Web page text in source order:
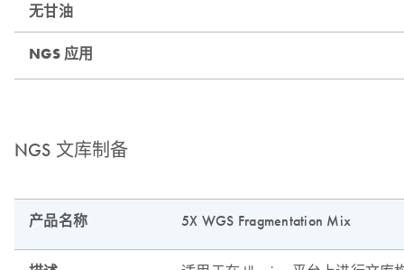
NGS 文库制备